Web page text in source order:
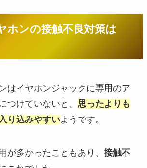
ホンの接触不良対策は
はイヤホンジャックに専用のア
つけていないと、 思ったよりも
り込みやすいようです。
が多かったこともあり、 接触不